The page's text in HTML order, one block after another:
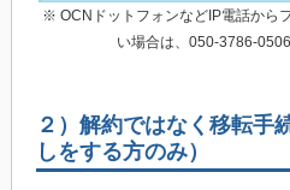
※ OCNドットフォンなどIP電話から
い場合は、050-3786-
２）解約ではなく移転手
しをする方のみ）